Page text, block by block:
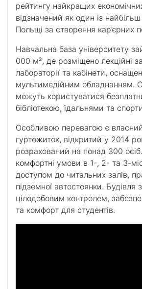
рейтингу найкращих
відзначений як один із найбільш
Польщі за створення кар’єрних
Навчальна база університету
000 м², де розміщено лекційні
лабораторії та кабінети,
мультимедійним обладнанням.
можуть користуватися
бібліотекою, їдальнями та
Особливою перевагою є
гуртожиток, відкритий у 2014
розрахований на понад 300
комфортні умови в 1-, 2- та 3-
доступом до читальних залів,
підземної автостоянки. Будівля
цілодобовим контролем,
та комфорт для студентів.